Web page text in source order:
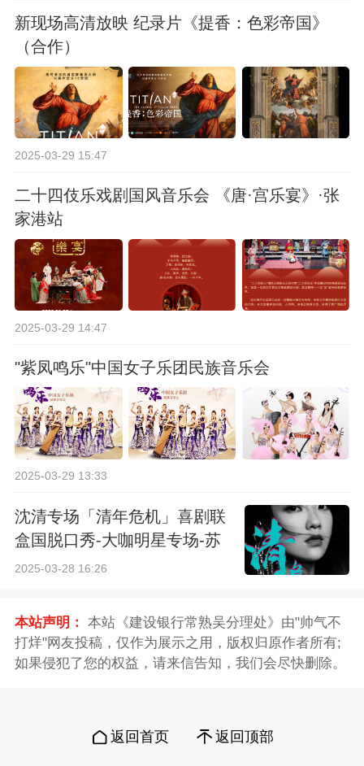
新现场高清放映 纪录片《提香：色彩帝国》
（合作）
2025-03-29 15:47
二十四伎乐戏剧国风音乐会 《唐·宫乐宴》·张
家港站
2025-03-29 14:47
"紫凤鸣乐"中国女子乐团民族音乐会
2025-03-29 13:33
沈清专场「清年危机」喜剧联
盒国脱口秀-大咖明星专场-苏
州站
2025-03-28 16:26
本站声明： 本站《建设银行常熟吴分理处》由"帅气不
打烊"网友投稿，仅作为展示之用，版权归原作者所有;
如果侵犯了您的权益，请来信告知，我们会尽快删除。
返回首页 返回顶部